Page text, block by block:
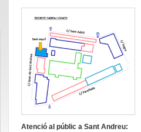
Atenció al públic a Sant Andreu: